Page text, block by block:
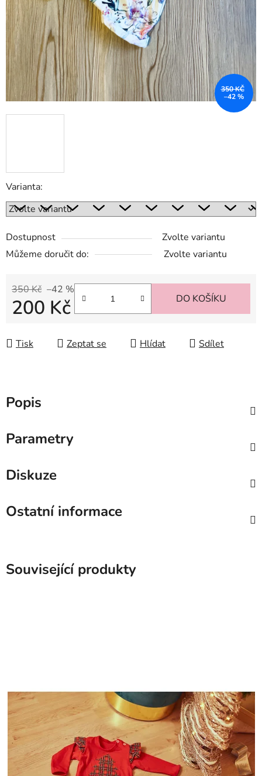
Varianta:
Dostupnost
Zvolte variantu
Můžeme doručit do:
Zvolte variantu
350 Kč –42 %
200 Kč DO KOŠÍKU
Tisk Zeptat se Hlídat Sdílet
350 KČ
–42 %
Popis
Parametry
Diskuze
Ostatní informace
Související produkty